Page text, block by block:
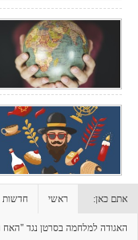
אתם כאן: ראשי חדשות
האגודה למלחמה בסרטן נגד "האח